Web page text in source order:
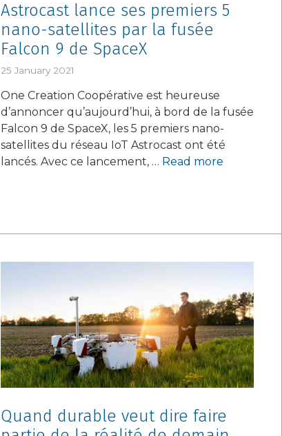
Astrocast lance ses premiers 5
nano-satellites par la fusée
Falcon 9 de SpaceX
25 January 2021
One Creation Coopérative est heureuse
d’annoncer qu’aujourd’hui, à bord de la fusée
Falcon 9 de SpaceX, les 5 premiers nano-
satellites du réseau IoT Astrocast ont été
lancés. Avec ce lancement, … Read more
Quand durable veut dire faire